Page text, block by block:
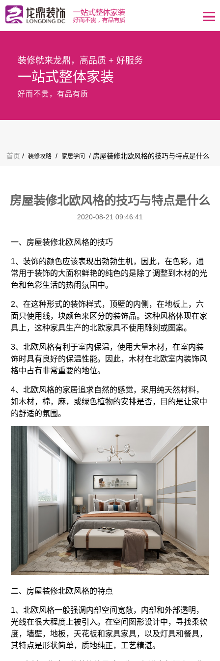
装修就来龙鼎，高品质 + 好服务
一站式整体家装
好而不贵，有品有质
首页 / 装修攻略 / 家居学问 / 房屋装修北欧风格的技巧与特点是什么
房屋装修北欧风格的技巧与特点是什么
2020-08-21 09:46:41
一、房屋装修北欧风格的技巧
1、装饰的颜色应该表现出勃勃生机，因此，在色彩，通
常用于装饰的大面积鲜艳的纯色的是除了调整到木材的光
色和色彩生活的热闹氛围中。
2、在这种形式的装饰样式，顶壁的内侧，在地板上，六
面只使用线，块颜色来区分的装饰品。这种风格体现在家
具上，这种家具生产的北欧家具不使用雕刻或图案。
3、北欧风格有利于室内保温，使用大量木材，在室内装
饰时具有良好的保温性能。因此，木材在北欧室内装饰风
格中占有非常重要的地位。
4、北欧风格的家居追求自然的感觉，采用纯天然材料，
如木材，棉，麻，或绿色植物的安排是否，目的是让家中
的舒适的氛围。
二、房屋装修北欧风格的特点
1、北欧风格一般强调内部空间宽敞，内部和外部透明，
光线在很大程度上被引入。在空间图形设计中，寻找柔软
度，墙壁，地板，天花板和家具家具，以及灯具和餐具，
其特点是形状简单，质地纯正，工艺精湛。